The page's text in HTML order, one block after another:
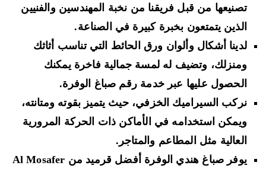
تصنيعها من قبل فريقنا من نخبة المهندسين والفنيين
الذين يتمتعون بخبرة كبيرة في الصناعة.
لدينا أشكال وألوان ورق الحائط التي تناسب أثاثك
ومنزلك، وتضيف له لمسة جمالية فاخرة يمكنك
الحصول عليها عبر خدمة رقم صباغ الوفرة.
نركب السيراميك الخزفي، حيث يتميز بقوته ومتانته،
ويمكن استخدامه في الأماكن ذات الحركة المرورية
العالية مثل المطاعم والمتاجر.
يوفر صباغ هندي الوفرة أفضل قرميد من Al Mosafer